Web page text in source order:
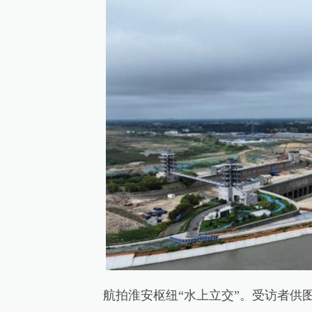
航拍淮安枢纽“水上立交”。受访者供